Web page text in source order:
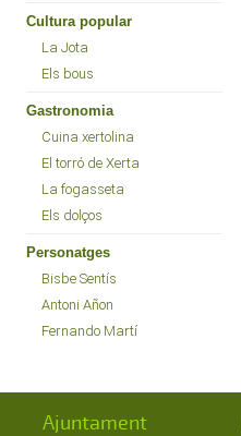
Cultura popular
La Jota
Els bous
Gastronomia
Cuina xertolina
El torró de Xerta
La fogasseta
Els dolços
Personatges
Bisbe Sentís
Antoni Añon
Fernando Martí
Ajuntament